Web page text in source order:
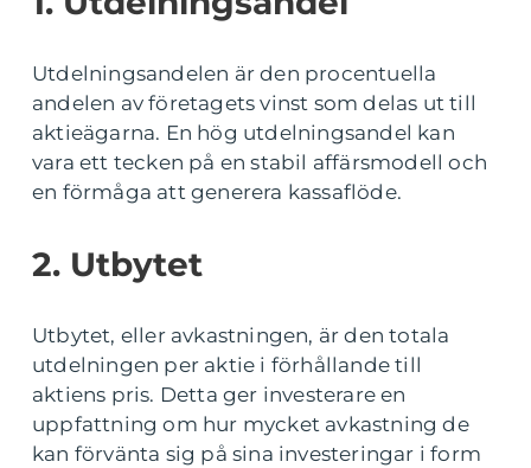
Utdelningsandelen är den procentuella
andelen av företagets vinst som delas ut till
aktieägarna. En hög utdelningsandel kan
vara ett tecken på en stabil affärsmodell och
en förmåga att generera kassaflöde.
2. Utbytet
Utbytet, eller avkastningen, är den totala
utdelningen per aktie i förhållande till
aktiens pris. Detta ger investerare en
uppfattning om hur mycket avkastning de
kan förvänta sig på sina investeringar i form